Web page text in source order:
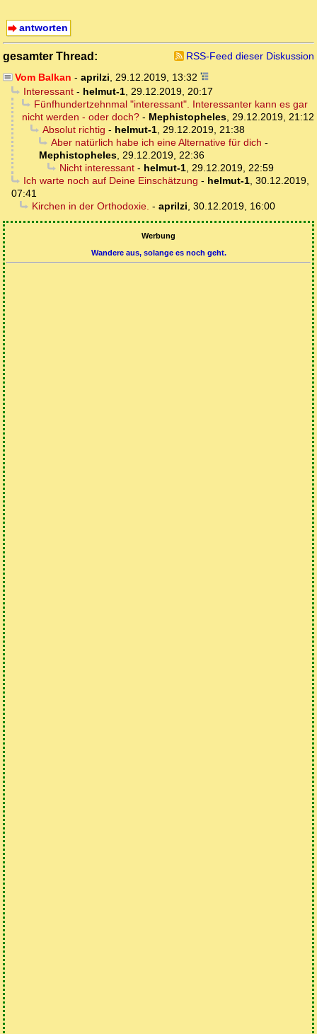
antworten
gesamter Thread:
RSS-Feed dieser Diskussion
Vom Balkan - aprilzi
29.12.2019, 13:32
Interessant- helmut-1, 29.12.2019, 20:17
Fünfhundertzehnmal "interessant". Interessanter kann es gar
nicht werden - oder doch? - Mephistopheles 29.12.2019, 21:12
Absolut richtig - helmut-1, 29.12.2019, 21:38
Aber natürlich habe ich eine Alternative für dich -
Mephistopheles 29.12.2019, 22:36
Nicht interessant- helmut-1, 29.12.2019, 22:59
Ich warte noch auf Deine Einschätzung - helmut-1, 30.12.2019,
07:41
Kirchen in der Orthodoxie. - aprilzi 30.12.2019, 16:00
Werbung
Wandere aus, solange es noch geht.